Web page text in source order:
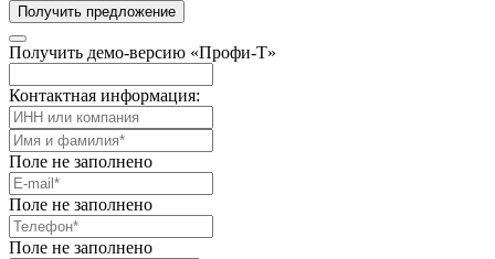
Получить предложение
Получить демо-версию «Профи-Т»
Контактная информация:
Поле не заполнено
Поле не заполнено
Поле не заполнено